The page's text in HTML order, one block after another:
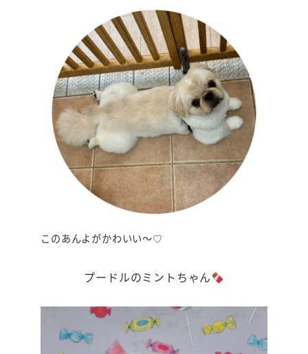
このあんよがかわいい～♡
プードルのミントちゃん